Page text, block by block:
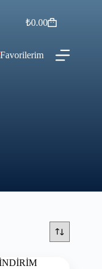
₺0.00
Favorilerim